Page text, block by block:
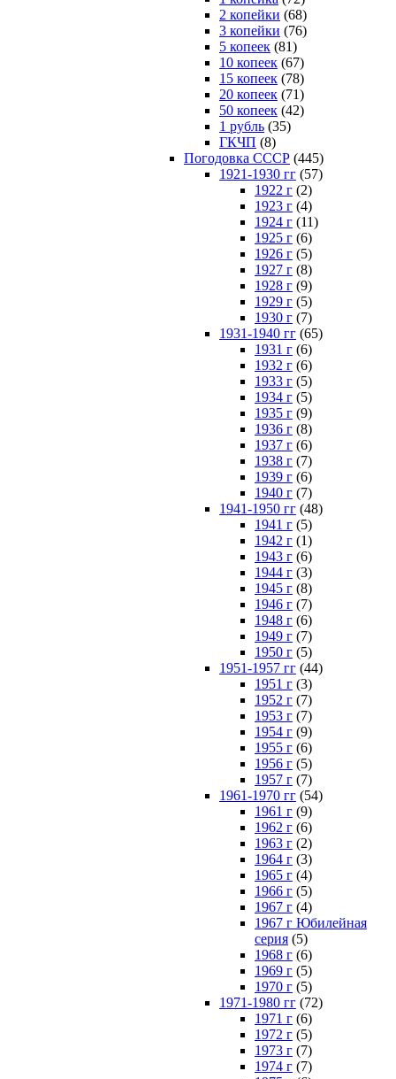
2 копейки (68)
3 копейки (76)
5 копеек (81)
10 копеек (67)
15 копеек (78)
20 копеек (71)
50 копеек (42)
1 рубль (35)
ГКЧП (8)
Погодовка СССР (445)
1921-1930 гг (57)
1922 г (2)
1923 г (4)
1924 г (11)
1925 г (6)
1926 г (5)
1927 г (8)
1928 г (9)
1929 г (5)
1930 г (7)
1931-1940 гг (65)
1931 г (6)
1932 г (6)
1933 г (5)
1934 г (5)
1935 г (9)
1936 г (8)
1937 г (6)
1938 г (7)
1939 г (6)
1940 г (7)
1941-1950 гг (48)
1941 г (5)
1942 г (1)
1943 г (6)
1944 г (3)
1945 г (8)
1946 г (7)
1948 г (6)
1949 г (7)
1950 г (5)
1951-1957 гг (44)
1951 г (3)
1952 г (7)
1953 г (7)
1954 г (9)
1955 г (6)
1956 г (5)
1957 г (7)
1961-1970 гг (54)
1961 г (9)
1962 г (6)
1963 г (2)
1964 г (3)
1965 г (4)
1966 г (5)
1967 г (4)
1967 г Юбилейная
серия (5)
1968 г (6)
1969 г (5)
1970 г (5)
1971-1980 гг (72)
1971 г (6)
1972 г (5)
1973 г (7)
1974 г (7)